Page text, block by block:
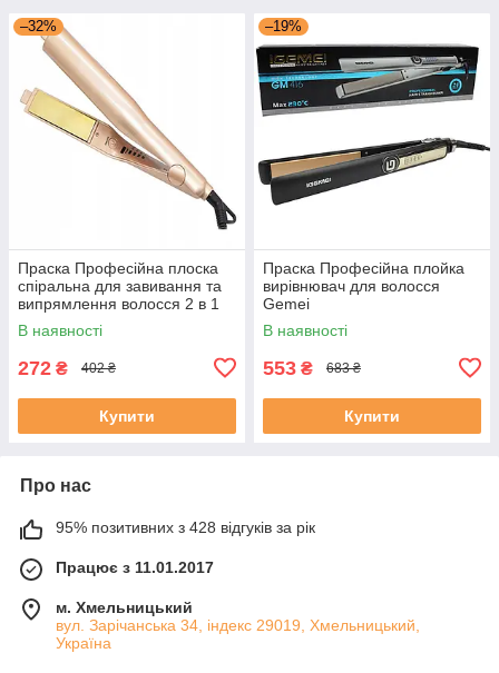
–32%
Праска Професійна плоска
спіральна для завивання та
випрямлення волосся 2 в 1
Hair Curling Iron
В наявності
272 ₴ 402 ₴
Купити
–19%
Праска Професійна плойка
вирівнювач для волосся
Gemei
В наявності
553 ₴ 683 ₴
Купити
Про нас
95% позитивних з 428 відгуків за рік
Працює з 11.01.2017
м. Хмельницький
вул. Зарічанська 34, індекс 29019, Хмельницький,
Україна